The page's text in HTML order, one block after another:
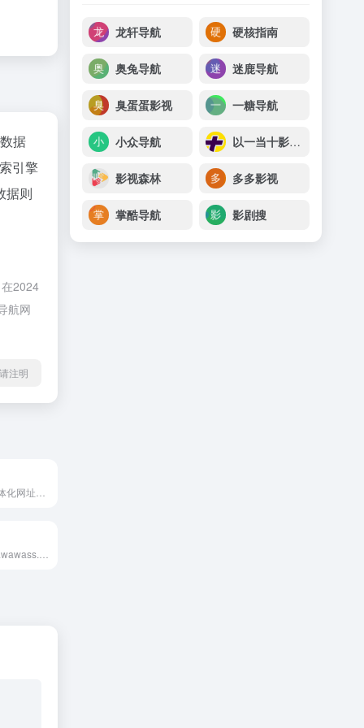
据
引擎
据则
2024
航网
注明
龙轩导航 硬核指南
奥兔导航 迷鹿导航
臭蛋蛋影视 一糖导航
小众导航 以一当十影视导航
影视森林 多多影视
掌酷导航 影剧搜